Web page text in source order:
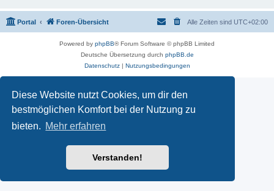
Diese Website nutzt Cookies, um dir den
bestmöglichen Komfort bei der Nutzung zu
bieten. Mehr erfahren
Verstanden!
Portal Foren-Übersicht Alle Zeiten sind UTC+02:00
Powered by phpBB® Forum Software © phpBB Limited
Deutsche Übersetzung durch phpBB.de
Datenschutz| Nutzungsbedingungen